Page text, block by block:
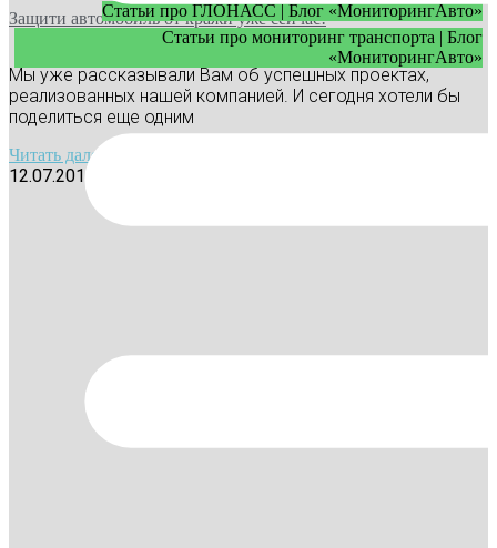
Статьи про ГЛОНАСС | Блог «МониторингАвто»
Статьи про мониторинг транспорта | Блог
«МониторингАвто»
Защити автомобиль от кражи уже сейчас!
Мы уже рассказывали Вам об успешных проектах,
реализованных нашей компанией. И сегодня хотели бы
поделиться еще одним
Читать далее »
12.07.2017